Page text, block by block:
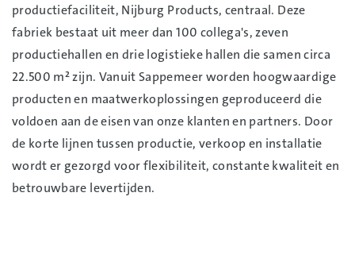
productiefaciliteit, Nijburg Products, centraal. Deze
fabriek bestaat uit meer dan 100 collega's, zeven
productiehallen en drie logistieke hallen die samen circa
22.500 m² zijn. Vanuit Sappemeer worden hoogwaardige
producten en maatwerkoplossingen geproduceerd die
voldoen aan de eisen van onze klanten en partners. Door
de korte lijnen tussen productie, verkoop en installatie
wordt er gezorgd voor flexibiliteit, constante kwaliteit en
betrouwbare levertijden.